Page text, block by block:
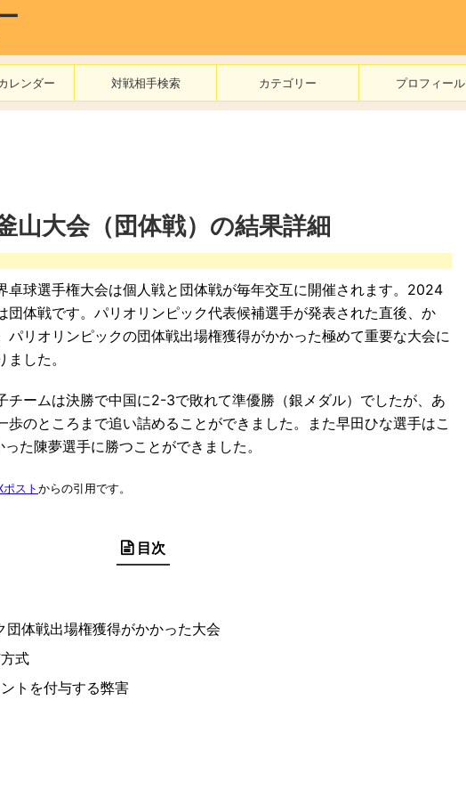
レンダー 対戦相手検索 カテゴリー プロフィール
山大会（団体戦）の結果詳細
卓球選手権大会は個人戦と団体戦が毎年交互に開催されます。2024
団体戦です。パリオリンピック代表候補選手が発表された直後、か
パリオリンピックの団体戦出場権獲得がかかった極めて重要な大会に
ました。
チームは決勝で中国に2-3で敗れて準優勝（銀メダル）でしたが、あ
歩のところまで追い詰めることができました。また早田ひな選手はこ
た陳夢選手に勝つことができました。
ストからの引用です。
目次
団体戦出場権獲得がかかった大会
式
トを付与する弊害